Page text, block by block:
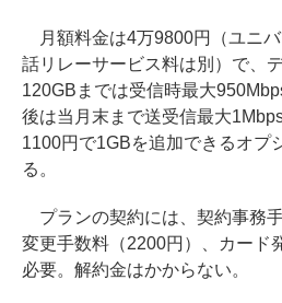
月額料金は4万9800円（ユニ
話リレーサービス料は別）で、
120GBまでは受信時最大
後は当月末まで送受信最大
1100円で1GBを追加できるオプ
る。
プランの契約には、契約事務
変更手数料（2200円）、カード
必要。解約金はかからない。